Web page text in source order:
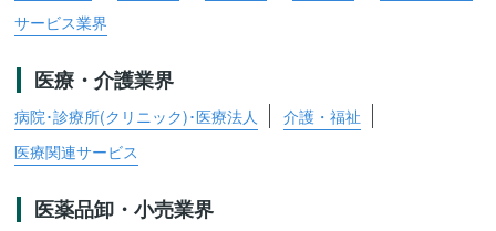
サービス業界
医療・介護業界
病院･診療所(クリニック)･医療法人
介護・福祉
医療関連サービス
医薬品卸・小売業界